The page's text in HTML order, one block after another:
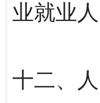
业就业
十二、